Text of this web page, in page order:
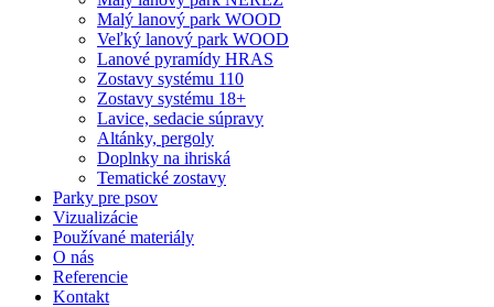
Malý lanový park WOOD
Veľký lanový park WOOD
Lanové pyramídy HRAS
Zostavy systému 110
Zostavy systému 18+
Lavice, sedacie súpravy
Altánky, pergoly
Doplnky na ihriská
Tematické zostavy
Parky pre psov
Vizualizácie
Používané materiály
O nás
Referencie
Kontakt